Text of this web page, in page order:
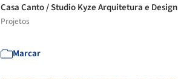
Casa Canto / Studio Kyze Arquitetura e Design
Projetos
Marcar